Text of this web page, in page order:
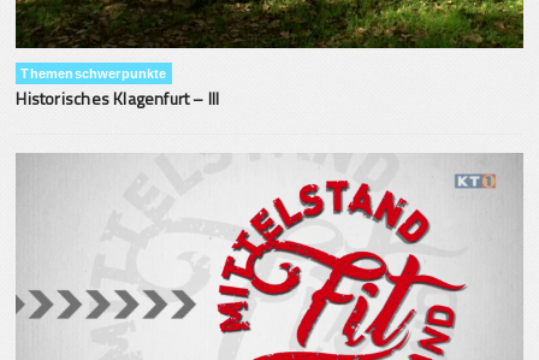
Themenschwerpunkte
Historisches Klagenfurt – III